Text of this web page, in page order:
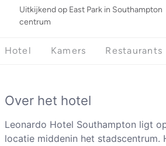
Uitkijkend op East Park in Southampton
centrum
Hotel Kamers Restaurants
Over het hotel
Leonardo Hotel Southampton ligt
locatie middenin het stadscentrum.